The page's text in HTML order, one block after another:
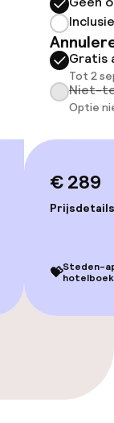
Gratis
Tot 2
Niet-
Optie
€ 289
Prijsdetails
💝Steden-